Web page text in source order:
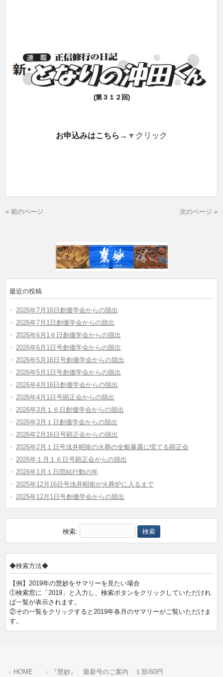
(第３１２回)
お申込みはこちら→ ▼クリック
« 前のページ 次のページ »
最近の投稿
2026年7月16日創価学会からの脱出
2026年7月1日創価学会からの脱出
2026年6月1６日創価学会からの脱出
2026年6月1日号創価学会からの脱出
2026年5月16日号創価学会からの脱出
2026年5月1日号創価学会からの脱出
2026年4月16日創価学会からの脱出
2026年4月1日号顕正会からの脱出
2026年3月１６日創価学会からの脱出
2026年3月１日創価学会からの脱出
2026年2月16日号顕正会からの脱出
2026年2月１日号浅井昭衛の火葬の全貌暴露に慌てる顕正会
2026年１月１６日号顕正会からの脱出
2026年1月１日団結行動の年
2025年12月16日号浅井昭衛が火葬炉に入るまで
2025年12月1日号創価学会からの脱出
検索:
◆検索方法◆
【例】2019年の慧妙をサマリーを見たい場合
①検索窓に「2019」と入力し、検索ボタンをクリックしていただけれ
ば一覧が表示されます。
②その一覧をクリックすると2019年各月のサマリーがご覧いただけま
す。
HOME 『慧妙』 最新号のご案内 １部/60円